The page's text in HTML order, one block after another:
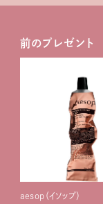
前のプレゼント
aesop（イソップ）